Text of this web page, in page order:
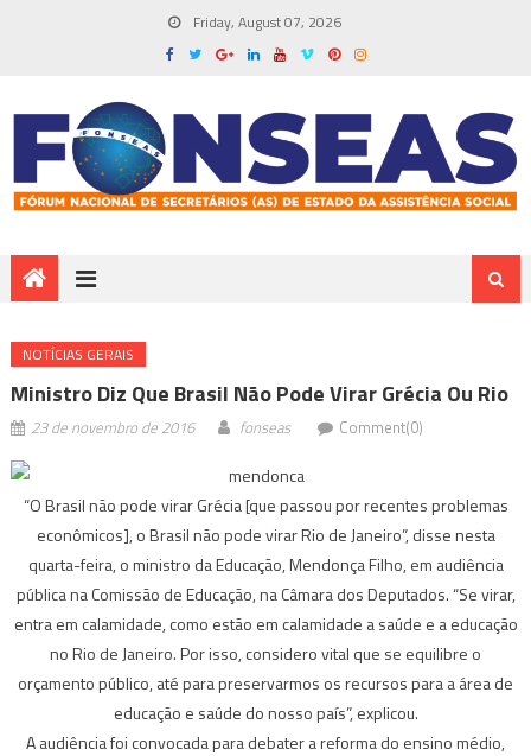
Friday, August 07, 2026
NOTÍ­CIAS GERAIS
Ministro Diz Que Brasil Não Pode Virar Grécia Ou Rio
23 de novembro de 2016 fonseas Comment(0)
“O Brasil não pode virar Grécia [que passou por recentes problemas
econômicos], o Brasil não pode virar Rio de Janeiro”, disse nesta
quarta-feira, o ministro da Educação, Mendonça Filho, em audiência
pública na Comissão de Educação, na Câmara dos Deputados. “Se virar,
entra em calamidade, como estão em calamidade a saúde e a educação
no Rio de Janeiro. Por isso, considero vital que se equilibre o
orçamento público, até para preservarmos os recursos para a área de
educação e saúde do nosso país”, explicou.
A audiência foi convocada para debater a reforma do ensino médio,